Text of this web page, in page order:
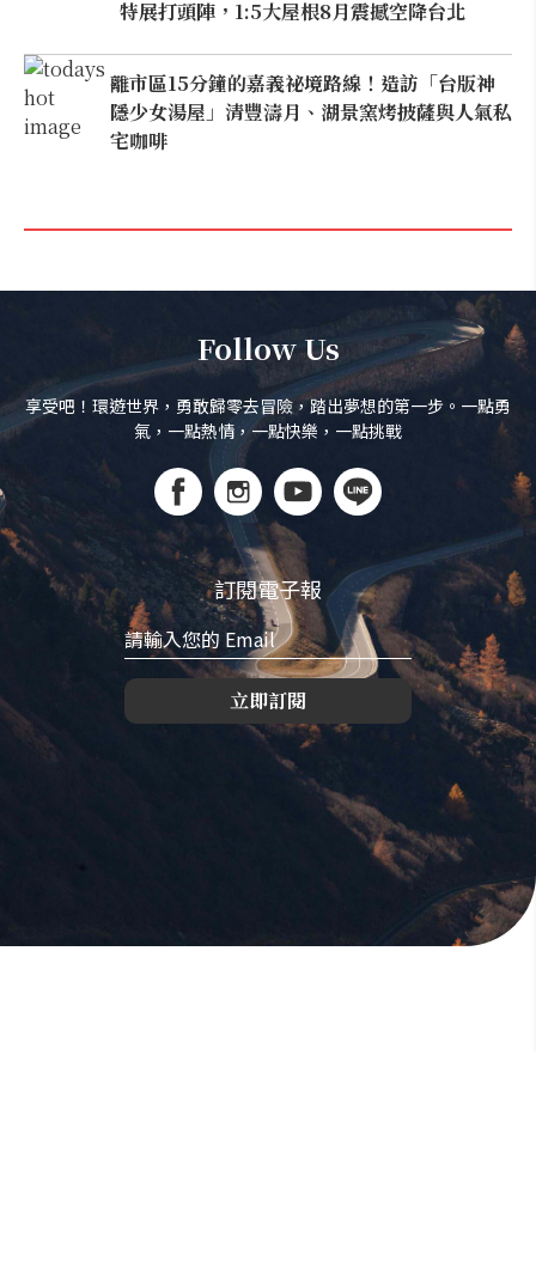
特展打頭陣，1:5大屋根8月震撼空降台北
離市區15分鐘的嘉義祕境路線！造訪「台版神
隱少女湯屋」清豐濤月、湖景窯烤披薩與人氣私
宅咖啡
Follow Us
享受吧！環遊世界，勇敢歸零去冒險，踏出夢想的第一步。一點勇
氣，一點熱情，一點快樂，一點挑戰
訂閱電子報
立即訂閱